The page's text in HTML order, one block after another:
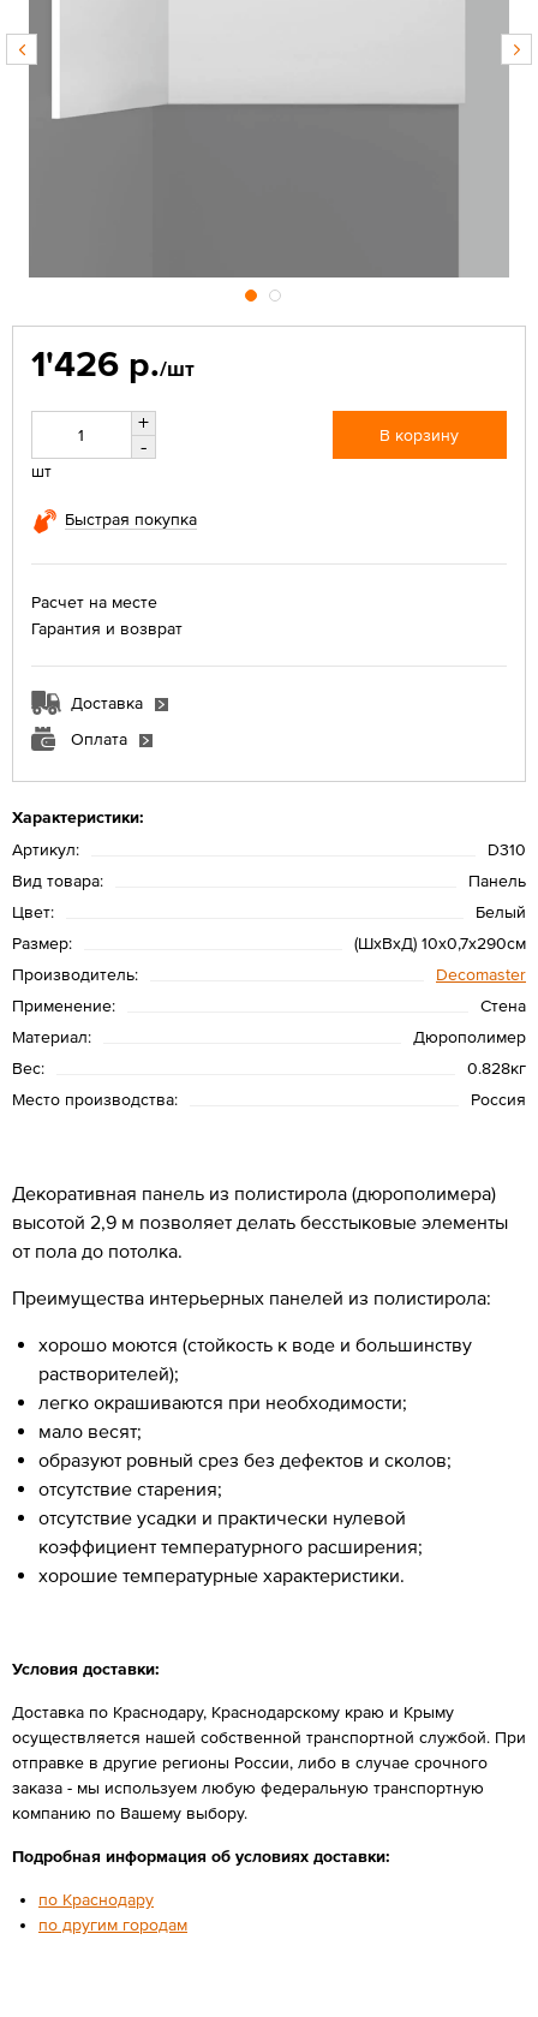
Характеристики:
Артикул:
D310
Вид товара:
Панель
Цвет:
Белый
Размер:
(ШхВхД) 10х0,7х290см
Производитель:
Decomaster
Применение:
Стена
Материал:
Дюрополимер
Вес:
0.828кг
Место производства:
Россия
1'426 р./шт
+
-
шт
В корзину
Быстрая покупка
Расчет на месте
Гарантия и возврат
Доставка
Оплата
Декоративная панель из полистирола (дюрополимера)
высотой 2,9 м позволяет делать бесстыковые элементы
от пола до потолка.
Преимущества интерьерных панелей из полистирола:
хорошо моются (стойкость к воде и большинству
растворителей);
легко окрашиваются при необходимости;
мало весят;
образуют ровный срез без дефектов и сколов;
отсутствие старения;
отсутствие усадки и практически нулевой
коэффициент температурного расширения;
хорошие температурные характеристики.
Условия доставки:
Доставка по Краснодару, Краснодарскому краю и Крыму
осуществляется нашей собственной транспортной службой. При
отправке в другие регионы России, либо в случае срочного
заказа - мы используем любую федеральную транспортную
компанию по Вашему выбору.
Подробная информация об условиях доставки:
по Краснодару
по другим городам